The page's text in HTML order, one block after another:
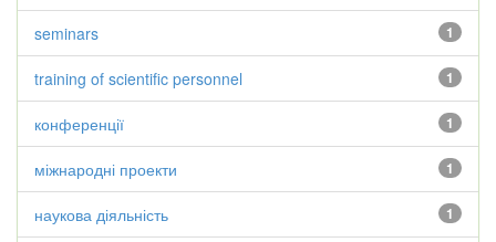
1
seminars
1
training of scientific personnel
1
конференції
1
міжнародні проекти
1
наукова діяльність